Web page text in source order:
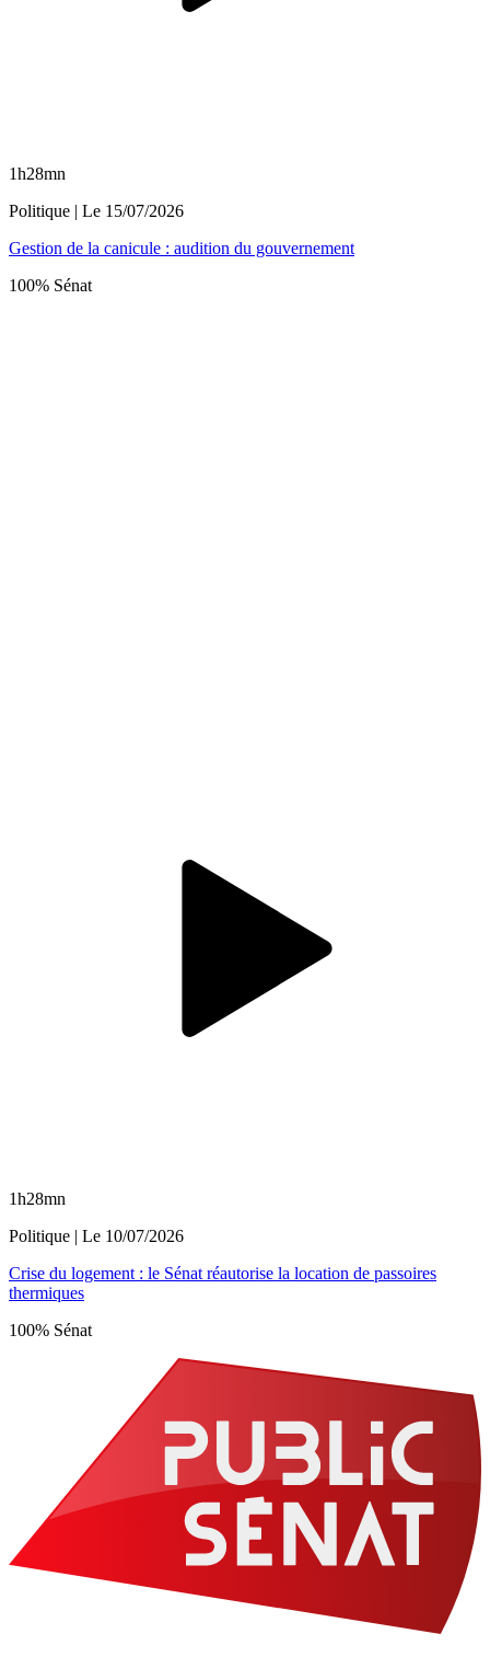
1h28mn
Politique | Le 15/07/2026
Gestion de la canicule : audition du gouvernement
100% Sénat
1h28mn
Politique | Le 10/07/2026
Crise du logement : le Sénat réautorise la location de passoires
thermiques
100% Sénat